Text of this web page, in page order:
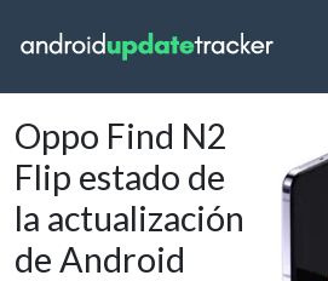
Oppo Find N2
Flip estado de
la actualización
de Android